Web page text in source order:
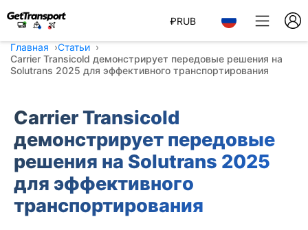
₽RUB
Главная
Статьи
Carrier Transicold демонстрирует передовые решения на
Solutrans 2025 для эффективного транспортирования
Carrier Transicold
демонстрирует передовые
решения на Solutrans 2025
для эффективного
транспортирования